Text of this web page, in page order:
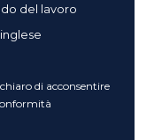
del lavoro
di acconsentire